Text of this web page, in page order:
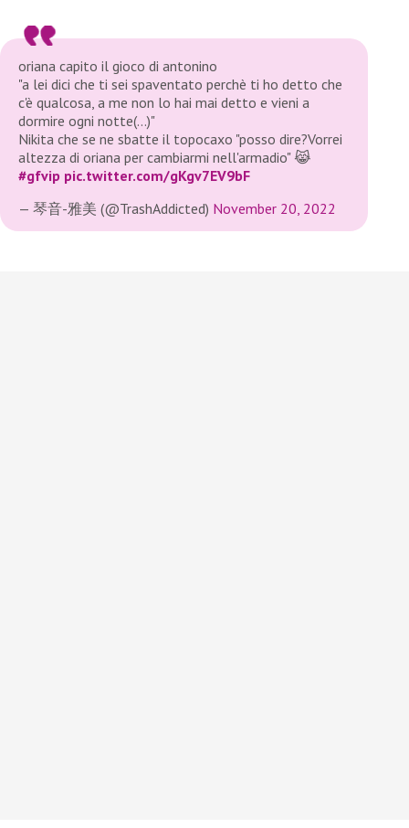
oriana capito il gioco di antonino
"a lei dici che ti sei spaventato perchè ti ho detto che
c'è qualcosa, a me non lo hai mai detto e vieni a
dormire ogni notte(…)"
Nikita che se ne sbatte il topocaxo "posso dire?Vorrei
altezza di oriana per cambiarmi nell'armadio" 😹
#gfvip pic.twitter.com/gKgv7EV9bF
— 琴音-雅美 (@TrashAddicted) November 20, 2022